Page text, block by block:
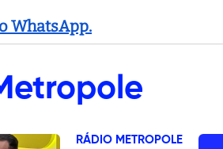
WhatsApp.
RÁDIO METROPOLE